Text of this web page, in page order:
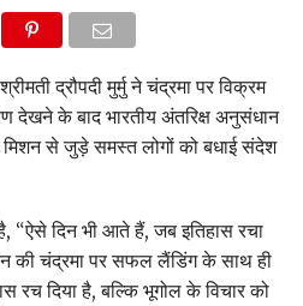
द्रौपदी मुर्मु ने चंद्रमा पर विक्रम
देखने के बाद भारतीय अंतरिक्ष अनुसंधान
से जुड़े समस्‍त लोगों को बधाई संदेश
“ऐसे दिन भी आते हैं, जब इतिहास रचा
की चंद्रमा पर सफल लैंडिंग के साथ ही
रच दिया है, बल्कि भूगोल के विचार को